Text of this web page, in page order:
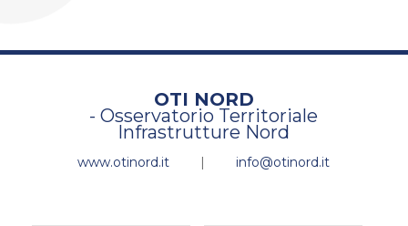
OTI NORD
- Osservatorio Territoriale
Infrastrutture Nord
www.otinord.it | info@otinord.it